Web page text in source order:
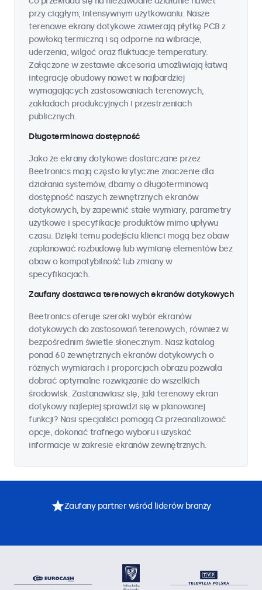
przy ciągłym, intensywnym użytkowaniu. Nasze
terenowe ekrany dotykowe zawierają płytkę PCB z
powłoką termiczną i są odporne na wibracje,
uderzenia, wilgoć oraz fluktuacje temperatury.
Załączone w zestawie akcesoria umożliwiają łatwą
integrację obudowy nawet w najbardziej
wymagających zastosowaniach terenowych,
zakładach produkcyjnych i przestrzeniach
publicznych.
Długoterminowa dostępność
Jako że ekrany dotykowe dostarczane przez
Beetronics mają często krytyczne znaczenie dla
działania systemów, dbamy o długoterminową
dostępność naszych zewnętrznych ekranów
dotykowych, by zapewnić stałe wymiary, parametry
użytkowe i specyfikacje produktów mimo upływu
czasu. Dzięki temu podejściu klienci mogą bez obaw
zaplanować rozbudowę lub wymianę elementów bez
obaw o kompatybilność lub zmiany w
specyfikacjach.
Zaufany dostawca terenowych ekranów dotykowych
Beetronics oferuje szeroki wybór ekranów
dotykowych do zastosowań terenowych, również w
bezpośrednim świetle słonecznym. Nasz katalog
ponad 60 zewnętrznych ekranów dotykowych o
różnych wymiarach i proporcjach obrazu pozwala
dobrać optymalne rozwiązanie do wszelkich
środowisk. Zastanawiasz się, jaki terenowy ekran
dotykowy najlepiej sprawdzi się w planowanej
funkcji? Nasi specjaliści pomogą Ci przeanalizować
opcje, dokonać trafnego wyboru i uzyskać
informacje w zakresie ekranów zewnętrznych.
Zaufany partner wśród liderów branży